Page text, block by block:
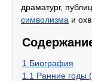
драматург,
символизма и
1 Биография
1.1 Ранние годы